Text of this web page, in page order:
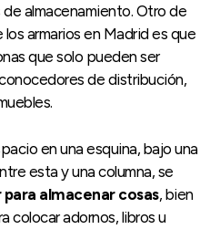
almacenamiento. Otro de
armarios en Madrid es que
que solo pueden ser
de distribución,
en una esquina, bajo una
esta y una columna, se
almacenar cosas, bien
colocar adornos, libros u